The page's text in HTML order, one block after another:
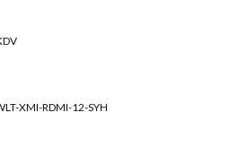
XMI-RDMI-12-SYH